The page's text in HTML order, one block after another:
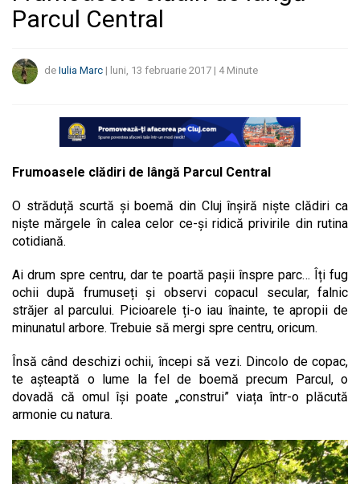
Parcul Central
de Iulia Marc | luni, 13 februarie 2017 | 4 Minute
Frumoasele clădiri de lângă Parcul Central
O străduță scurtă și boemă din Cluj înșiră niște clădiri ca
niște mărgele în calea celor ce-și ridică privirile din rutina
cotidiană.
Ai drum spre centru, dar te poartă pașii înspre parc… Îți fug
ochii după frumuseți și observi copacul secular, falnic
străjer al parcului. Picioarele ți-o iau înainte, te apropii de
minunatul arbore. Trebuie să mergi spre centru, oricum.
Însă când deschizi ochii, începi să vezi. Dincolo de copac,
te așteaptă o lume la fel de boemă precum Parcul, o
dovadă că omul își poate „construi” viața într-o plăcută
armonie cu natura.